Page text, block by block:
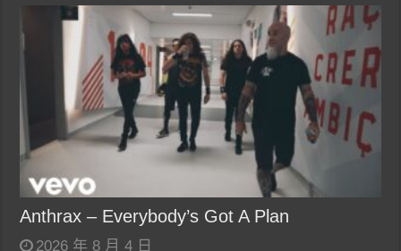
Anthrax – Everybody’s Got A Plan
2026 年 8 月 4 日